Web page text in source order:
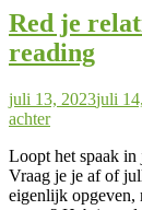
Red je
reading
Geplaatst
op
juli 13, 2023juli
achter
Loopt het spaak in
Vraag je je af of
eigenlijk opgeven,